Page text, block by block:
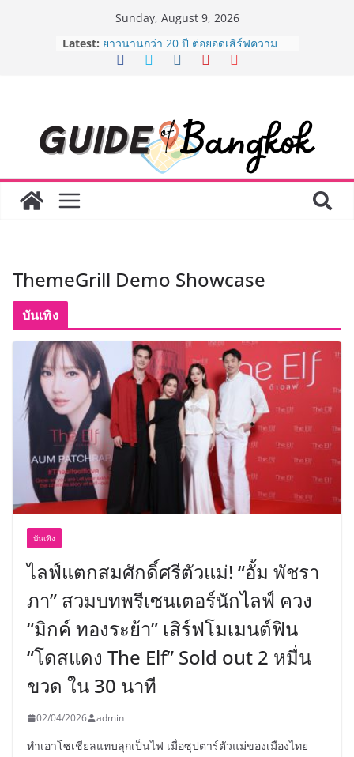
Sunday, August 9, 2026
Latest: AirAsia X SEE FAH พันธมิตรทางธุรกิจ
ยาวนานกว่า 20 ปี ต่อยอดเสิร์ฟความ
“BIO TRADE CONNECT 2026” ยก
ระดับผลิตภัณฑ์ท้องถิ่นสู่ตลาดเชิง
พาณิชย์อย่างยั่งยืน
LORDNINE จัดศึกคนดังสายเกม ไทย
ปะทะ ฟิลิปปินส์ ใน “Rise of the Tenth
มหาวิทยาลัยเท่านั้น แต่ยังเตรียมพวก
ประเทศ จัดประชุมใหญ่แห่งปี พบ CEO
“ดร.ปิยะวัฒน์” ถ่ายทอดวิสัยทัศน์ธุรกิจ
พร้อมฟรีคอนเสิร์ต “โชค รถแห่” ยกวง
ThemeGrill Demo Showcase
บันเทิง
บันเทิง
ไลฟ์แตกสมศักดิ์ศรีตัวแม่! “อั้ม พัชรา
ภา” สวมบทพรีเซนเตอร์นักไลฟ์ ควง
“มิกค์ ทองระย้า” เสิร์ฟโมเมนต์ฟิน
“โดสแดง The Elf” Sold out 2 หมื่น
ขวด ใน 30 นาที
02/04/2026 admin
ทำเอาโซเชียลแทบลุกเป็นไฟ เมื่อซุปตาร์ตัวแม่ของเมืองไทย